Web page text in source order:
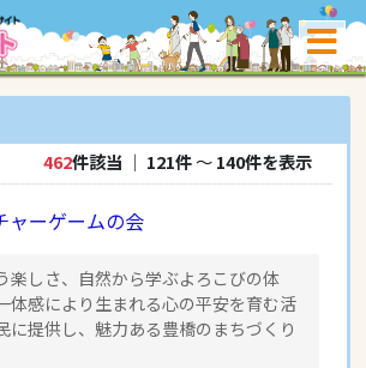
462件該当 ｜ 121件〜140件を表示
ャーゲームの会
楽しさ、自然から学ぶよろこびの体
体感により生まれる心の平安を育む活
に提供し、魅力ある豊橋のまちづくり